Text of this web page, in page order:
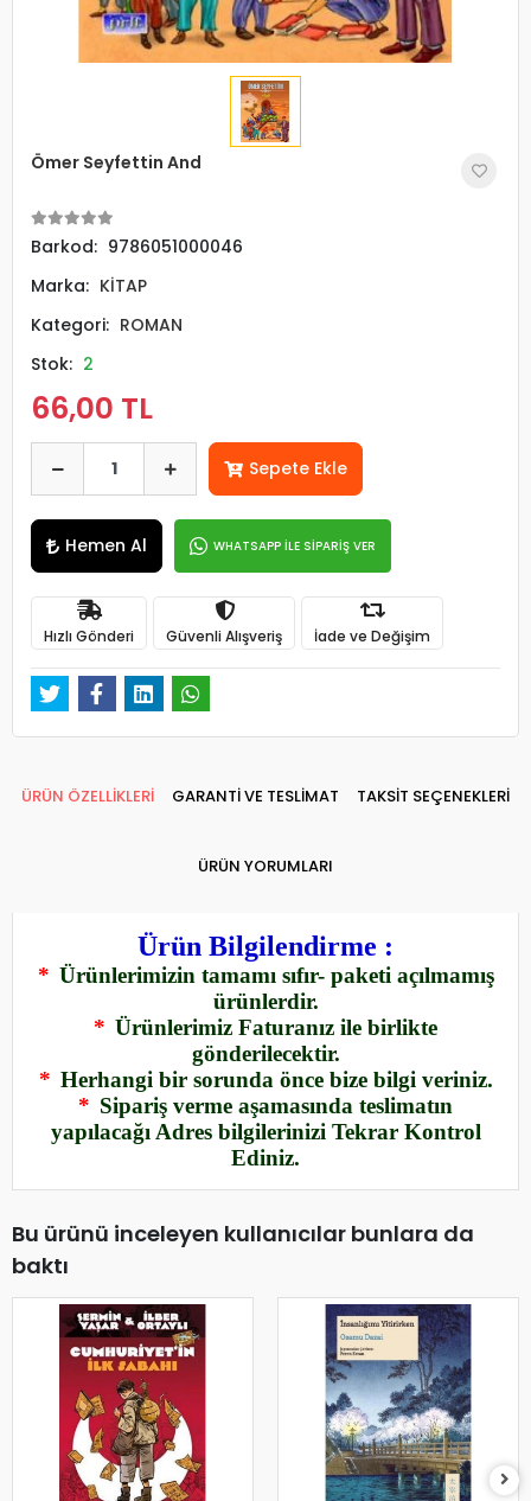
Ömer Seyfettin And
Barkod: 9786051000046
Marka: KİTAP
Kategori: ROMAN
Stok: 2
66,00 TL
Sepete Ekle
Hemen Al WHATSAPP İLE SİPARİŞ VER
Hızlı Gönderi Güvenli Alışveriş İade ve Değişim
ÜRÜN ÖZELLİKLERİ GARANTİ VE TESLİMAT TAKSİT SEÇENEKLERİ
ÜRÜN YORUMLARI
Ürün Bilgilendirme :
* Ürünlerimizin tamamı sıfır- paketi açılmamış
ürünlerdir.
* Ürünlerimiz Faturanız ile birlikte
gönderilecektir.
* Herhangi bir sorunda önce bize bilgi veriniz.
* Sipariş verme aşamasında teslimatın
yapılacağı Adres bilgilerinizi Tekrar Kontrol
Ediniz.
Bu ürünü inceleyen kullanıcılar bunlara da
baktı